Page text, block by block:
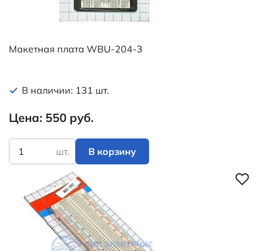
Макетная плата WBU-204-3
В наличии: 131 шт.
Цена: 550 руб.
шт. В корзину